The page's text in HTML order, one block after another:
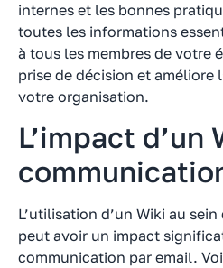
internes et les bonnes
toutes les informations
à tous les membres de votre
prise de décision et améliore
votre organisation.
L’impact d’un
L’utilisation d’un Wiki au
peut avoir un impact
communication par email.